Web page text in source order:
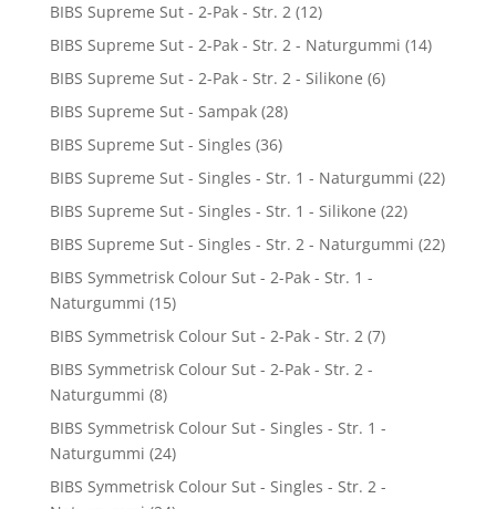
BIBS Supreme Sut - 2-Pak - Str. 2 (12)
BIBS Supreme Sut - 2-Pak - Str. 2 - Naturgummi (14)
BIBS Supreme Sut - 2-Pak - Str. 2 - Silikone (6)
BIBS Supreme Sut - Sampak (28)
BIBS Supreme Sut - Singles (36)
BIBS Supreme Sut - Singles - Str. 1 - Naturgummi (22)
BIBS Supreme Sut - Singles - Str. 1 - Silikone (22)
BIBS Supreme Sut - Singles - Str. 2 - Naturgummi (22)
BIBS Symmetrisk Colour Sut - 2-Pak - Str. 1 -
Naturgummi (15)
BIBS Symmetrisk Colour Sut - 2-Pak - Str. 2 (7)
BIBS Symmetrisk Colour Sut - 2-Pak - Str. 2 -
Naturgummi (8)
BIBS Symmetrisk Colour Sut - Singles - Str. 1 -
Naturgummi (24)
BIBS Symmetrisk Colour Sut - Singles - Str. 2 -